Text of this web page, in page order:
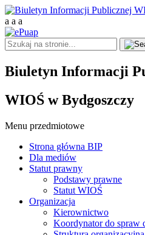
a a a
Biuletyn Informacji
WIOŚ w Bydgoszczy
Menu przedmiotowe
Strona główna BIP
Dla mediów
Statut prawny
Podstawy prawne
Statut WIOŚ
Organizacja
Kierownictwo
Koordynator do spraw